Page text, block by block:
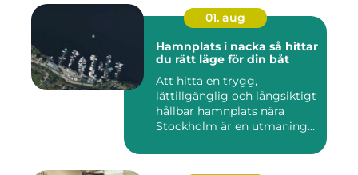
01. aug
Hamnplats i nacka så hittar
du rätt läge för din båt
Att hitta en trygg,
lättillgänglig och långsiktigt
hållbar hamnplats nära
Stockholm är en utmaning